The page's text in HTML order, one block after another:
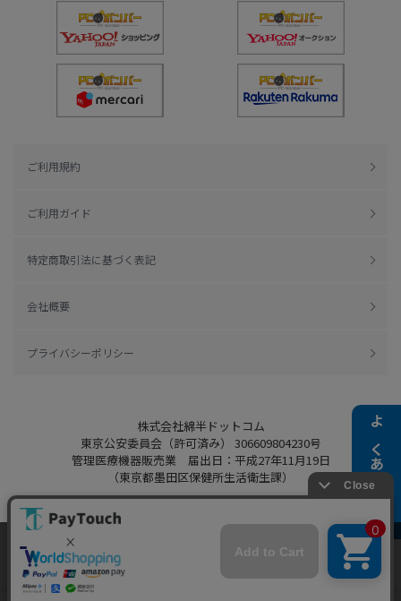
よくある質問
ご利用規約
ご利用ガイド
特定商取引法に基づく表記
会社概要
プライバシーポリシー
株式会社綿半ドットコム
東京公安委員会（許可済み） 306609804230号
管理医療機器販売業 届出日：平成27年11月19日
（東京都墨田区保健所生活衛生課）
Copyright 2022
Powered by Watahan Partners Co., Ltd.
当ウェブサイトでは、お客様により良いサービス
をご提供するため、クッキーを利用しています。
サイト利用を継続することにより、クッキーの使
同意する